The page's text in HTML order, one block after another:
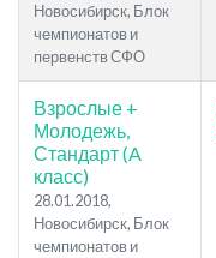
Новосибирск, Блок
чемпионатов и
первенств СФО
Взрослые +
Молодежь,
Стандарт (A
класс)
28.01.2018,
Новосибирск, Блок
чемпионатов и